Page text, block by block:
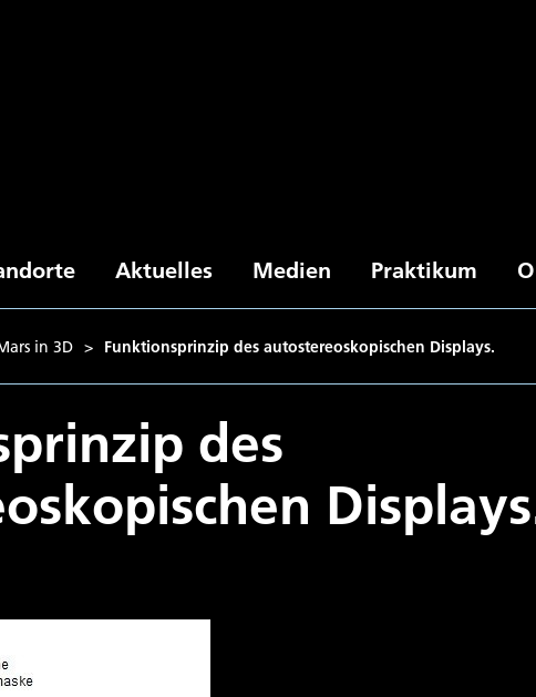
Aktuelles Medien Praktikum
in 3D > Funktionsprinzip des autostereoskopischen Displays.
des